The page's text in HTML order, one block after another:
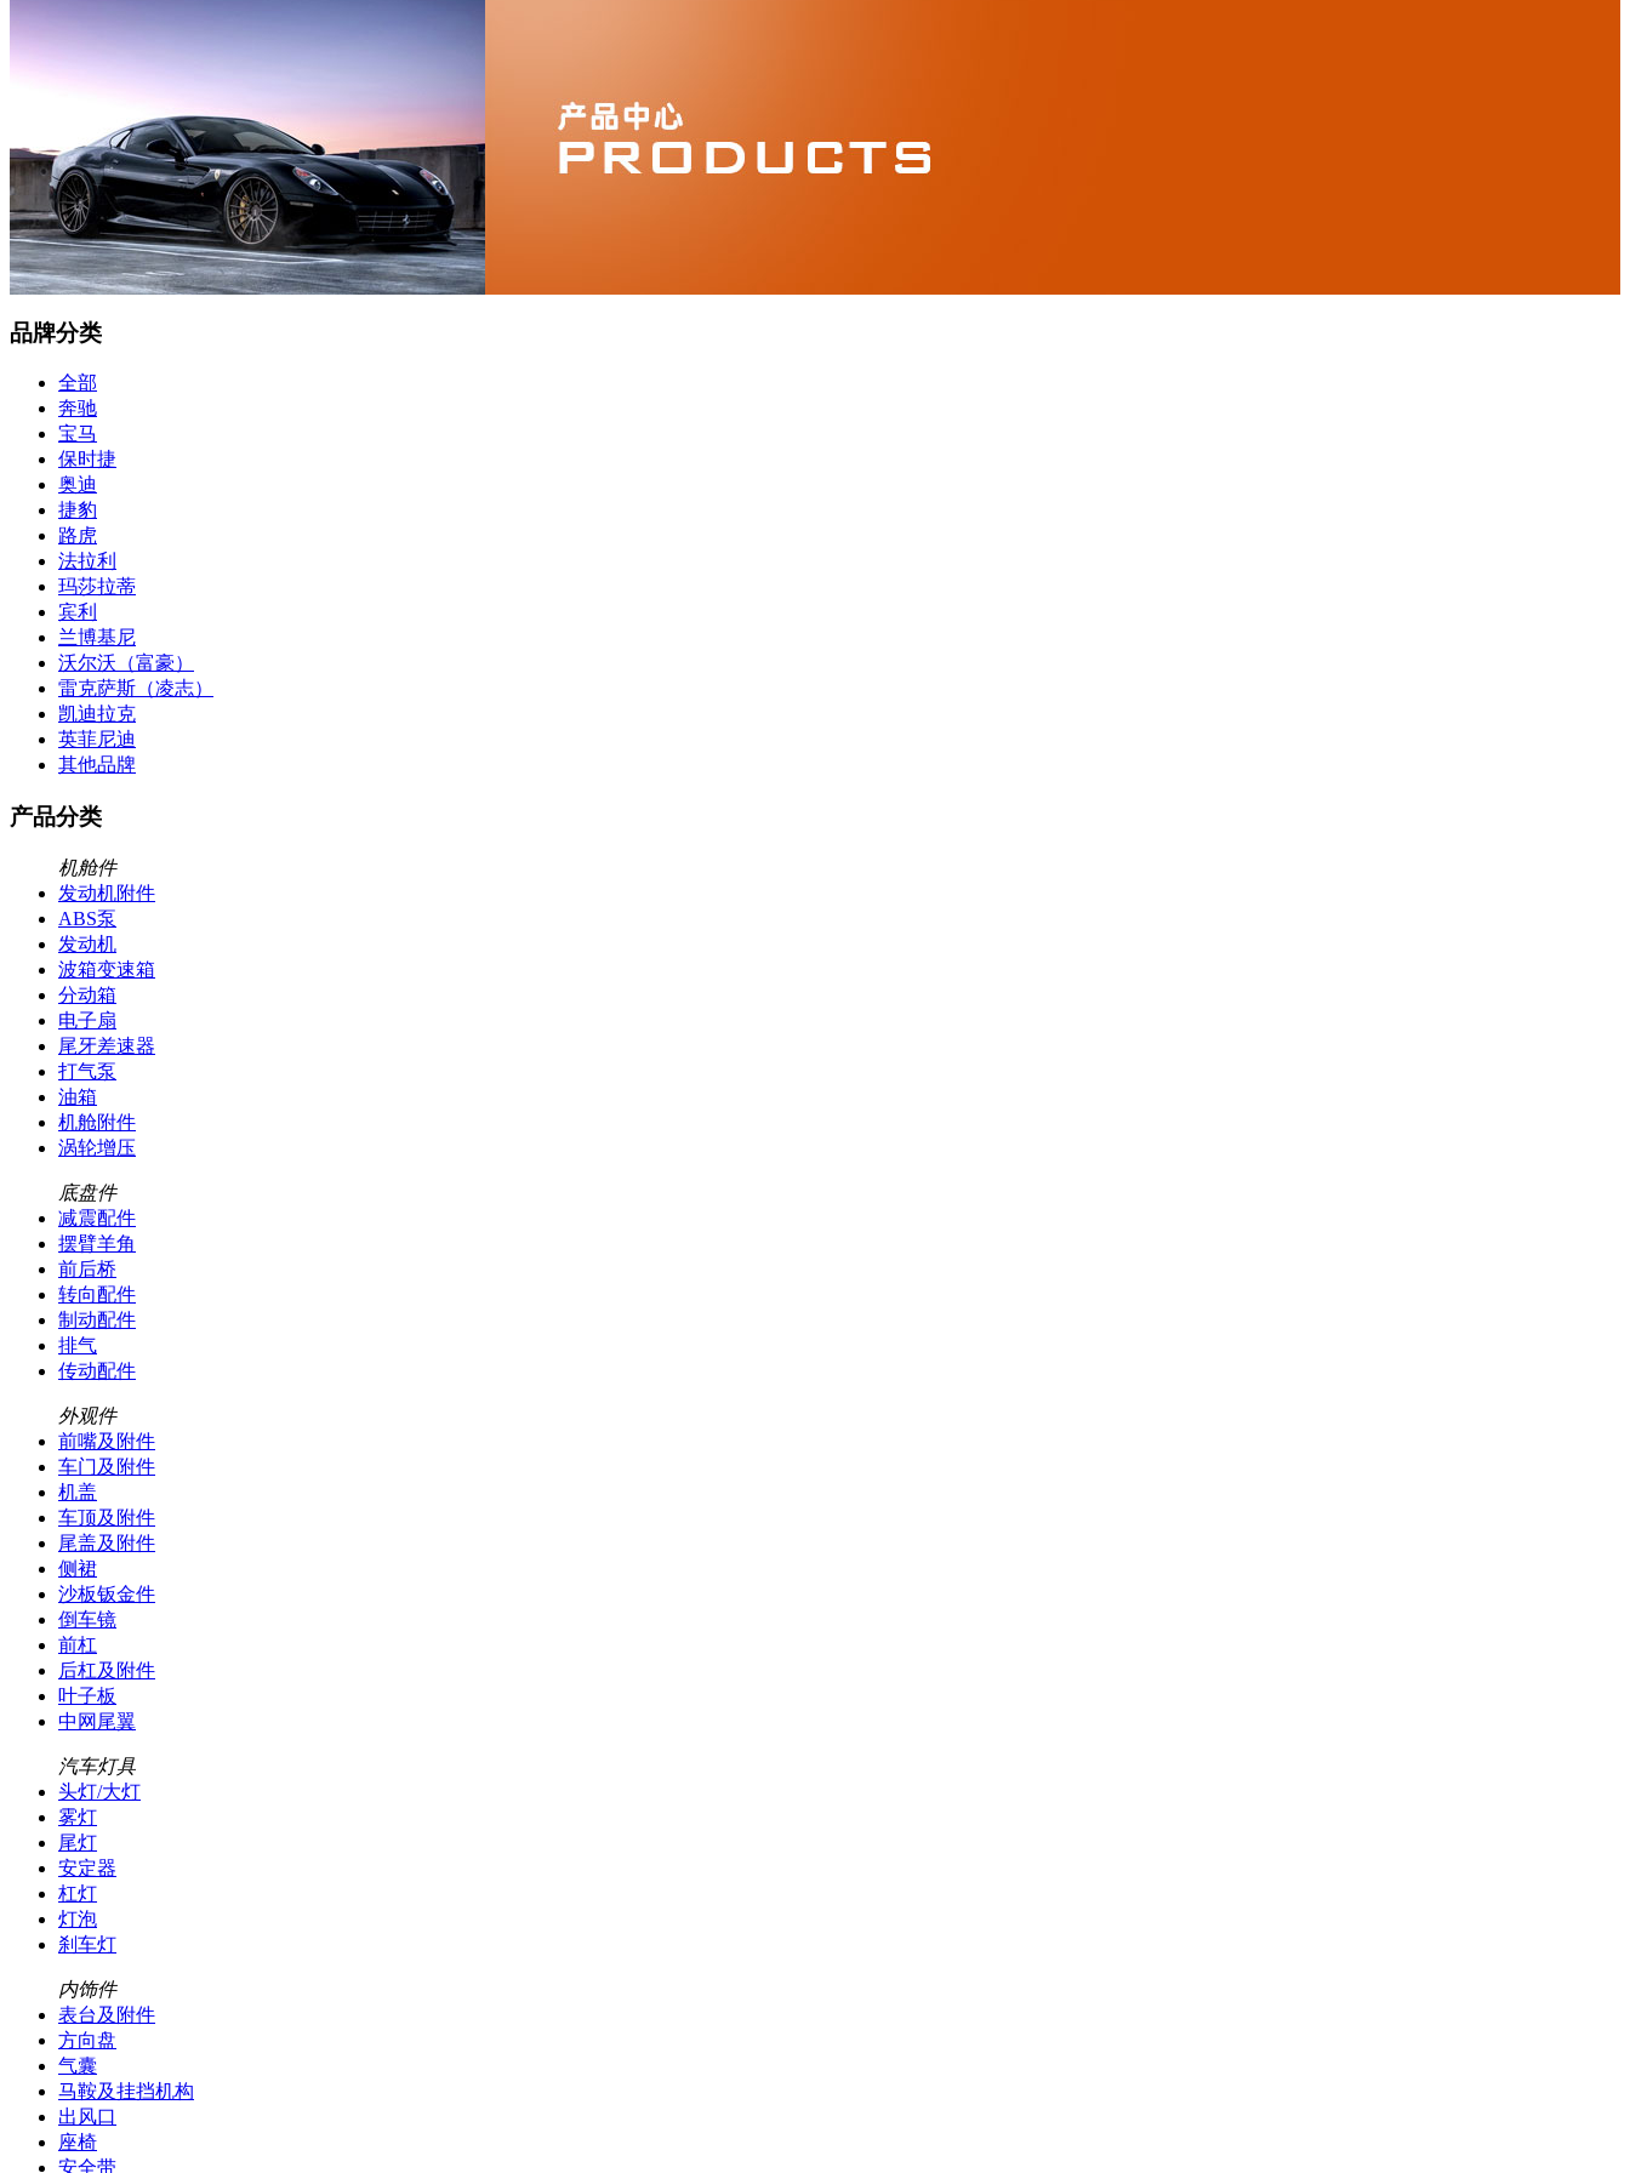
品牌分类
全部
奔驰
宝马
保时捷
奥迪
捷豹
路虎
法拉利
玛莎拉蒂
宾利
兰博基尼
沃尔沃（富豪）
雷克萨斯（凌志）
凯迪拉克
英菲尼迪
其他品牌
产品分类
机舱件
发动机附件
ABS泵
发动机
波箱变速箱
分动箱
电子扇
尾牙差速器
打气泵
油箱
机舱附件
涡轮增压
底盘件
减震配件
摆臂羊角
前后桥
转向配件
制动配件
排气
传动配件
外观件
前嘴及附件
车门及附件
机盖
车顶及附件
尾盖及附件
侧裙
沙板钣金件
倒车镜
前杠
后杠及附件
叶子板
中网尾翼
汽车灯具
头灯/大灯
雾灯
尾灯
安定器
杠灯
灯泡
刹车灯
内饰件
表台及附件
方向盘
气囊
马鞍及挂挡机构
出风口
座椅
安全带